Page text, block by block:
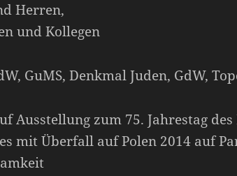
Herren,
und Kollegen
GuMS, Denkmal Juden, GdW,
Ausstellung zum 75. Jahrestag
mit Überfall auf Polen 2014 auf